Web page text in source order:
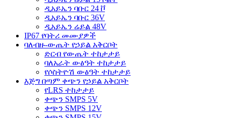
ዲአይኤን ባቡር 24 ቮ
ዲአይኤን ባቡር 36V
ዲአይኤን ሬይል 48V
IP67 የባትሪ መሙያዎች
ባለብዙ-ውጤት የኃይል አቅርቦት
ድርብ የውጤት ተከታታይ
ባለአራት ውፅዓት ተከታታይ
የሶስትዮሽ ውፅዓት ተከታታይ
እጅግ በጣም ቀጭን የኃይል አቅርቦት
የLRS ተከታታይ
ቀጭን SMPS 5V
ቀጭን SMPS 12V